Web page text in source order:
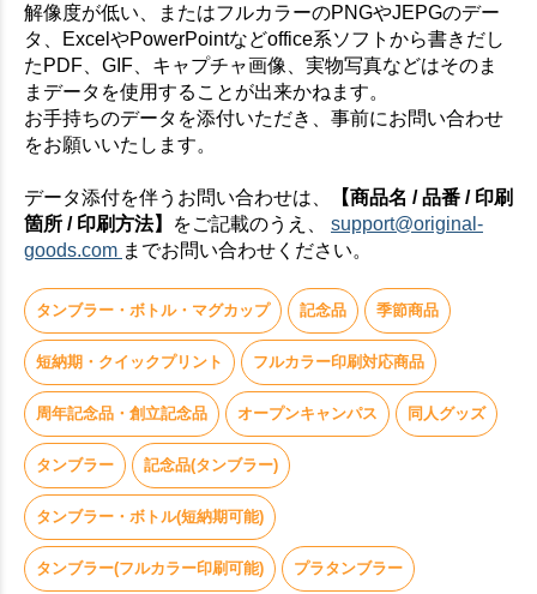
解像度が低い、またはフルカラーのPNGやJEPGのデー
タ、ExcelやPowerPointなどoffice系ソフトから書きだし
たPDF、GIF、キャプチャ画像、実物写真などはそのま
まデータを使用することが出来かねます。
お手持ちのデータを添付いただき、事前にお問い合わせ
をお願いいたします。
データ添付を伴うお問い合わせは、
【商品名 / 品番 / 印刷
箇所 / 印刷方法】
をご記載のうえ、 support@original-
goods.com までお問い合わせください。
タンブラー・ボトル・マグカップ 記念品 季節商品
短納期・クイックプリント フルカラー印刷対応商品
周年記念品・創立記念品 オープンキャンパス 同人グッズ
タンブラー 記念品(タンブラー)
タンブラー・ボトル(短納期可能)
タンブラー(フルカラー印刷可能) プラタンブラー